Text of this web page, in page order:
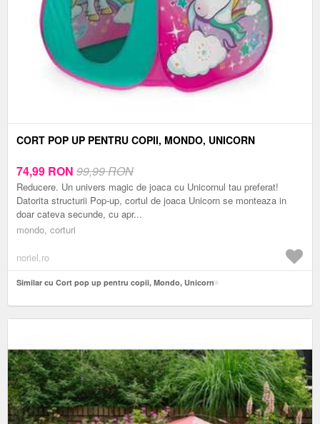
CORT POP UP PENTRU COPII, MONDO, UNICORN
74,99 RON 99,99 RON
Reducere. Un univers magic de joaca cu Unicornul tau preferat!
Datorita structurii Pop-up, cortul de joaca Unicorn se monteaza in
doar cateva secunde, cu apr...
mondo, corturi
noriel.ro
Similar cu Cort pop up pentru copii, Mondo, Unicorn